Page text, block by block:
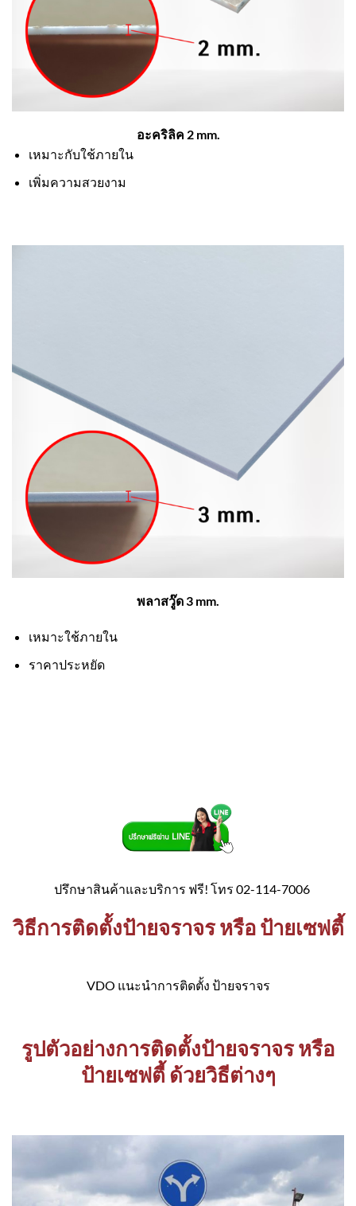
อะคริลิค 2 mm.
เหมาะกับใช้ภายใน
เพิ่มความสวยงาม
พลาสวู๊ด 3 mm.
เหมาะใช้ภายใน
ราคาประหยัด
ปรึกษาสินค้าและบริการ ฟรี! โทร 02-114-7006
วิธีการติดตั้งป้ายจราจร หรือ ป้ายเซฟตี้
VDO แนะนำการติดตั้ง ป้ายจราจร
รูปตัวอย่างการติดตั้งป้ายจราจร หรือ
ป้ายเซฟตี้ ด้วยวิธีต่างๆ